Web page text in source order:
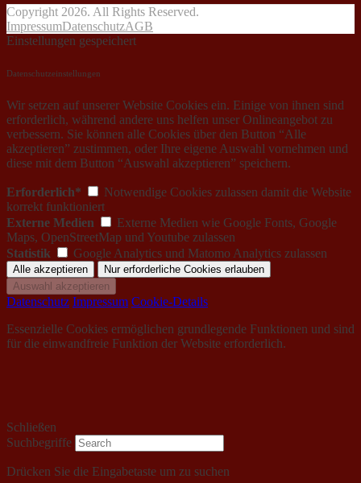
Copyright 2026. All Rights Reserved.
ImpressumDatenschutzAGB
Einstellungen gespeichert
Datenschutzeinstellungen
Wir setzen auf unserer Website Cookies ein. Einige von ihnen sind
erforderlich, während andere uns helfen unser Onlineangebot zu
verbessern. Sie können alle Cookies über den Button “Alle
akzeptieren” zustimmen, oder Ihre eigene Auswahl vornehmen und
diese mit dem Button “Auswahl akzeptieren” speichern.
Erforderlich*
Notwendige Cookies zulassen damit die Website
korrekt funktioniert
Externe Medien
Externe Medien wie Google Fonts, Google
Maps, OpenStreetMap und Youtube zulassen
Statistik
Google Analytics und Matomo Analytics zulassen
Datenschutz Impressum Cookie-Details
Essenzielle Cookies ermöglichen grundlegende Funktionen und sind
für die einwandfreie Funktion der Website erforderlich.
Schließen
Suchbegriffe
Drücken Sie die Eingabetaste um zu suchen